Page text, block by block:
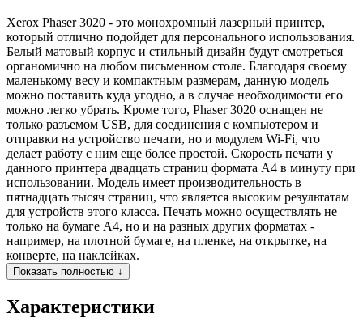
Xerox Phaser 3020 - это монохромный лазерный принтер,
который отлично подойдет для персонального использования.
Белый матовый корпус и стильный дизайн будут смотреться
органомично на любом письменном столе. Благодаря своему
маленькому весу и компактным размерам, данную модель
можно поставить куда угодно, а в случае необходимости его
можно легко убрать. Кроме того, Phaser 3020 оснащен не
только разъемом USB, для соединения с компьютером и
отправки на устройство печати, но и модулем Wi-Fi, что
делает работу с ним еще более простой. Скорость печати у
данного принтера двадцать страниц формата А4 в минуту при
использовании. Модель имеет производительность в
пятнадцать тысяч страниц, что является высоким результатам
для устройств этого класса. Печать можно осуществлять не
только на бумаге А4, но и на разных других форматах -
например, на плотной бумаге, на пленке, на открытке, на
конверте, на наклейках.
Показать полностью ↓
Характеристики